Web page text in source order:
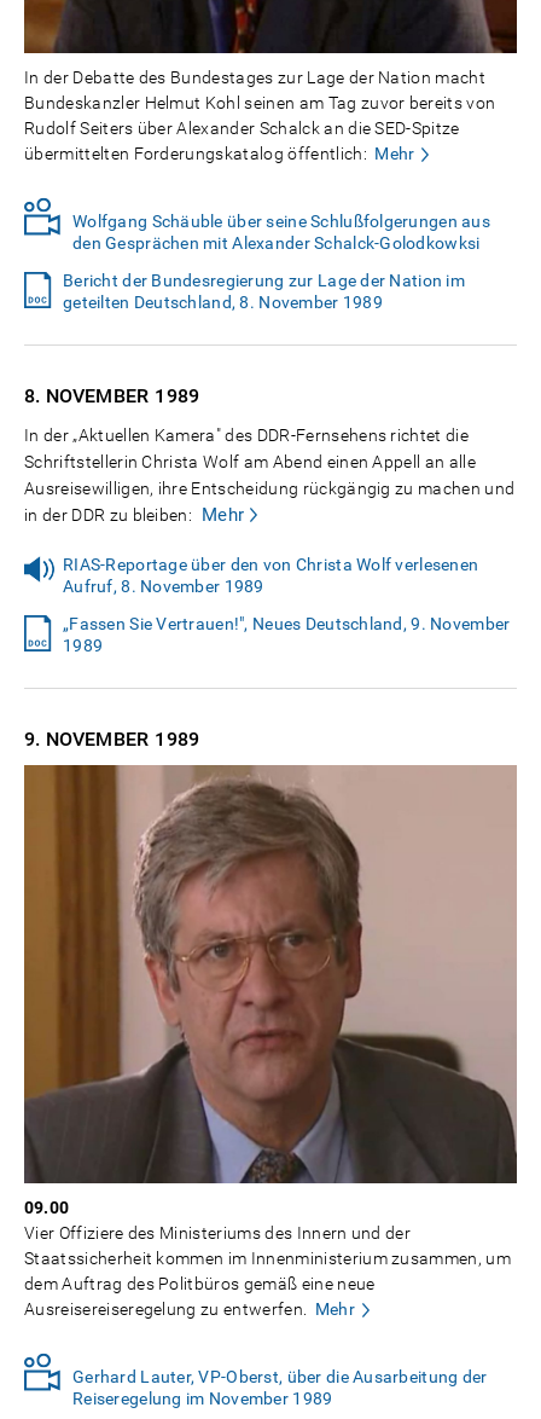
In der Debatte des Bundestages zur Lage der Nation macht
Bundeskanzler Helmut Kohl seinen am Tag zuvor bereits von
Rudolf Seiters über Alexander Schalck an die SED-Spitze
übermittelten Forderungskatalog öffentlich: Mehr
Wolfgang Schäuble über seine Schlußfolgerungen aus
den Gesprächen mit Alexander Schalck-Golodkowksi
Bericht der Bundesregierung zur Lage der Nation im
geteilten Deutschland, 8. November 1989
8. NOVEMBER 1989
In der „Aktuellen Kamera" des DDR-Fernsehens richtet die
Schriftstellerin Christa Wolf am Abend einen Appell an alle
Ausreisewilligen, ihre Entscheidung rückgängig zu machen und
in der DDR zu bleiben:
Mehr
RIAS-Reportage über den von Christa Wolf verlesenen
Aufruf, 8. November 1989
„Fassen Sie Vertrauen!", Neues Deutschland, 9. November
1989
9. NOVEMBER 1989
09.00
Vier Offiziere des Ministeriums des Innern und der
Staatssicherheit kommen im Innenministerium zusammen, um
dem Auftrag des Politbüros gemäß eine neue
Ausreisereiseregelung zu entwerfen.
Mehr
Gerhard Lauter, VP-Oberst, über die Ausarbeitung der
Reiseregelung im November 1989